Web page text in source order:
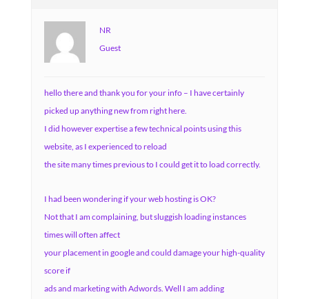
NR
Guest
hello there and thank you for your info – I have certainly
picked up anything new from right here.
I did however expertise a few technical points using this
website, as I experienced to reload
the site many times previous to I could get it to load correctly.
I had been wondering if your web hosting is OK?
Not that I am complaining, but sluggish loading instances
times will often affect
your placement in google and could damage your high-quality
score if
ads and marketing with Adwords. Well I am adding